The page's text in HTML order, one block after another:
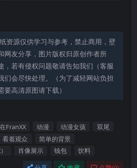
资源仅供学习与参考，禁止商用，壁
网友分享，图片版权归原创作者所
，若有侵权问题敬请告知我们（客服
们会尽快处理。（为了减轻网站负担
高清原图请下载）
FranXX 动漫 动漫女孩
双尾
看着观众
简单的背景
肖像展示 钱包 饮料